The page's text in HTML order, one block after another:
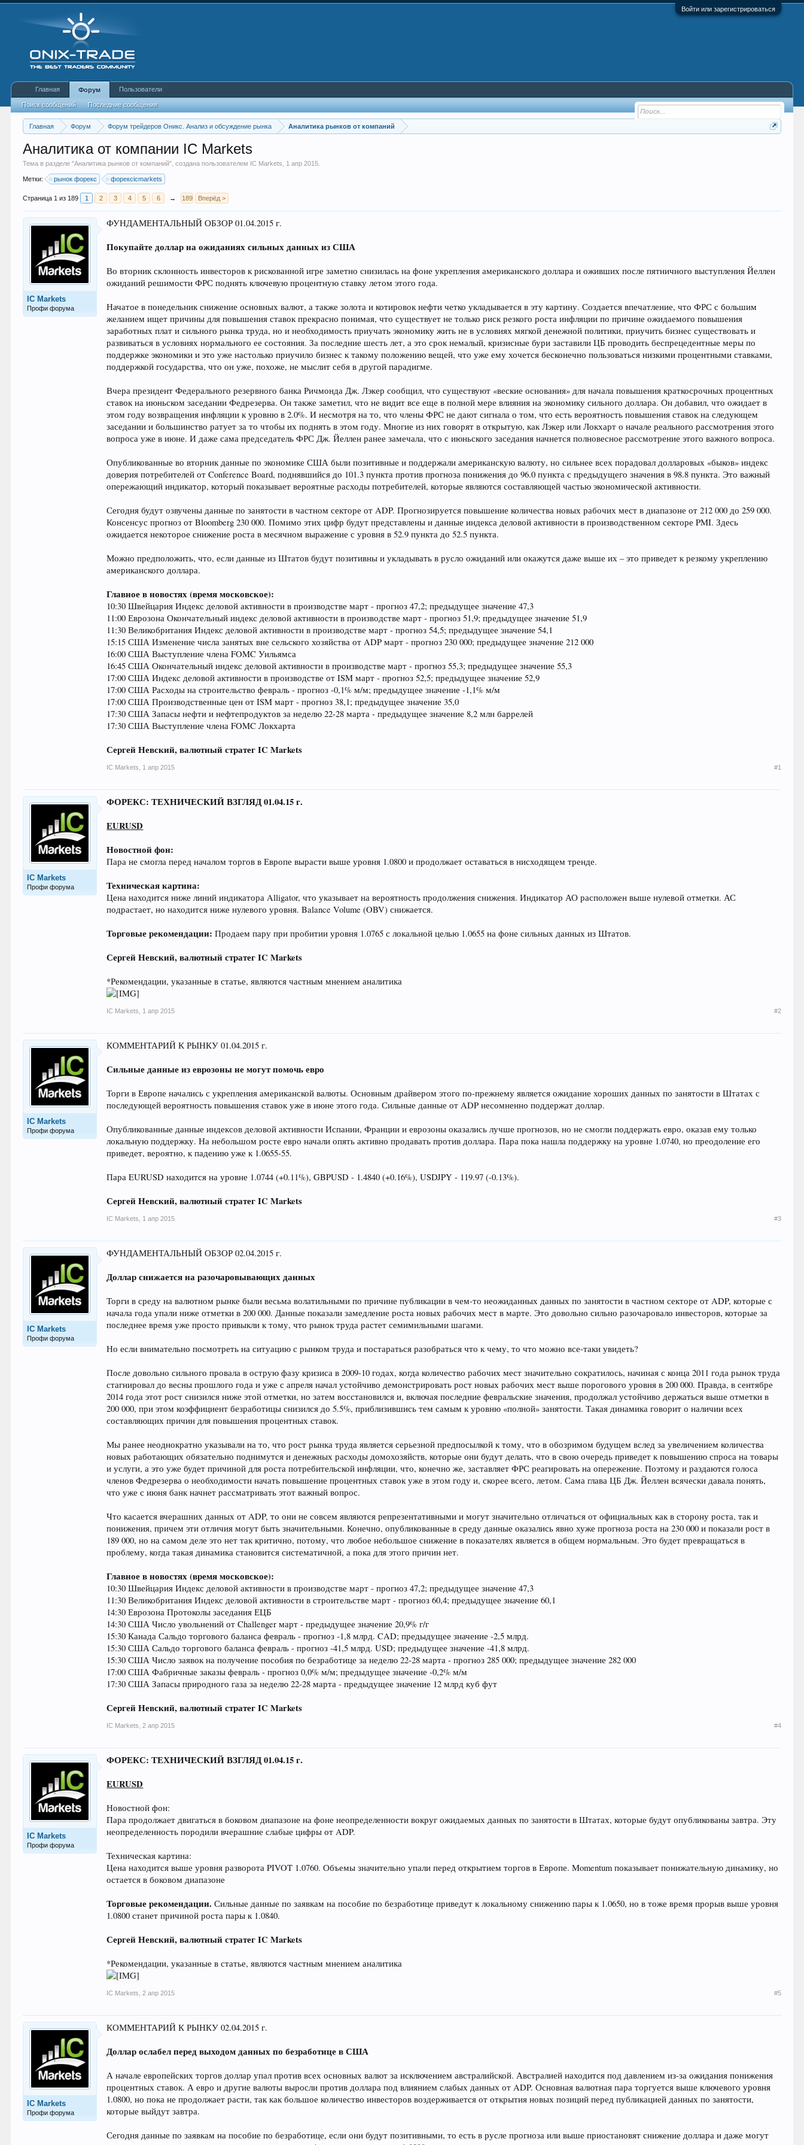
Войти или зарегистрироваться
Главная Форум Форум трейдеров Оникс. Анализ и обсуждение рынка Аналитика рынков от компаний
Аналитика от компании IC Markets
Тема в разделе "Аналитика рынков от компаний", создана пользователем IC Markets 1 апр 2015
Метки: рынок форекс форексicmarkets
Страница 1 из 189 1 2 3 4 5 6 → 189 Вперёд >
IC Markets
Профи форума
ФУНДАМЕНТАЛЬНЫЙ ОБЗОР 01.04.2015 г.
Покупайте доллар на ожиданиях сильных данных из США
Во вторник склонность инвесторов к рискованной игре заметно снизилась на фоне укрепления американского доллара и оживших после пятничного выступления Йеллен
ожиданий решимости ФРС поднять ключевую процентную ставку летом этого года.
Начатое в понедельник снижение основных валют, а также золота и котировок нефти четко укладывается в эту картину. Создается впечатление, что ФРС с большим
желанием ищет причины для повышения ставок прекрасно понимая, что существует не только риск резкого роста инфляции по причине ожидаемого повышения
заработных плат и сильного рынка труда, но и необходимость приучать экономику жить не в условиях мягкой денежной политики, приучить бизнес существовать и
развиваться в условиях нормального ее состояния. За последние шесть лет, а это срок немалый, кризисные бури заставили ЦБ проводить беспрецедентные меры по
поддержке экономики и это уже настолько приучило бизнес к такому положению вещей, что уже ему хочется бесконечно пользоваться низкими процентными ставками,
поддержкой государства, что он уже, похоже, не мыслит себя в другой парадигме.
Вчера президент Федерального резервного банка Ричмонда Дж. Лэкер сообщил, что существуют «веские основания» для начала повышения краткосрочных процентных
ставок на июньском заседании Федрезерва. Он также заметил, что не видит все еще в полной мере влияния на экономику сильного доллара. Он добавил, что ожидает в
этом году возвращения инфляции к уровню в 2.0%. И несмотря на то, что члены ФРС не дают сигнала о том, что есть вероятность повышения ставок на следующем
заседании и большинство ратует за то чтобы их поднять в этом году. Многие из них говорят в открытую, как Лэкер или Локхарт о начале реального рассмотрения этого
вопроса уже в июне. И даже сама председатель ФРС Дж. Йеллен ранее замечала, что с июньского заседания начнется полновесное рассмотрение этого важного вопроса.
Опубликованные во вторник данные по экономике США были позитивные и поддержали американскую валюту, но сильнее всех порадовал долларовых «быков» индекс
доверия потребителей от Conference Board, поднявшийся до 101.3 пункта против прогноза понижения до 96.0 пункта с предыдущего значения в 98.8 пункта. Это важный
опережающий индикатор, который показывает вероятные расходы потребителей, которые являются составляющей частью экономической активности.
Сегодня будут озвучены данные по занятости в частном секторе от ADP. Прогнозируется повышение количества новых рабочих мест в диапазоне от 212 000 до 259 000.
Консенсус прогноз от Bloomberg 230 000. Помимо этих цифр будут представлены и данные индекса деловой активности в производственном секторе PMI. Здесь
ожидается некоторое снижение роста в месячном выражение с уровня в 52.9 пункта до 52.5 пункта.
Можно предположить, что, если данные из Штатов будут позитивны и укладывать в русло ожиданий или окажутся даже выше их – это приведет к резкому укреплению
американского доллара.
Главное в новостях (время московское):
10:30 Швейцария Индекс деловой активности в производстве март - прогноз 47,2; предыдущее значение 47,3
11:00 Еврозона Окончательный индекс деловой активности в производстве март - прогноз 51,9; предыдущее значение 51,9
11:30 Великобритания Индекс деловой активности в производстве март - прогноз 54,5; предыдущее значение 54,1
15:15 США Изменение числа занятых вне сельского хозяйства от ADP март - прогноз 230 000; предыдущее значение 212 000
16:00 США Выступление члена FOMC Уильямса
16:45 США Окончательный индекс деловой активности в производстве март - прогноз 55,3; предыдущее значение 55,3
17:00 США Индекс деловой активности в производстве от ISM март - прогноз 52,5; предыдущее значение 52,9
17:00 США Расходы на строительство февраль - прогноз -0,1% м/м; предыдущее значение -1,1% м/м
17:00 США Производственные цен от ISM март - прогноз 38,1; предыдущее значение 35,0
17:30 США Запасы нефти и нефтепродуктов за неделю 22-28 марта - предыдущее значение 8,2 млн баррелей
17:30 США Выступление члена FOMC Локхарта
Сергей Невский, валютный стратег IC Markets
IC Markets 1 апр 2015 #1
IC Markets
Профи форума
ФОРЕКС: ТЕХНИЧЕСКИЙ ВЗГЛЯД 01.04.15 г.
EURUSD
Новостной фон:
Пара не смогла перед началом торгов в Европе вырасти выше уровня 1.0800 и продолжает оставаться в нисходящем тренде.
Техническая картина:
Цена находится ниже линий индикатора Alligator, что указывает на вероятность продолжения снижения. Индикатор АО расположен выше нулевой отметки. АС
подрастает, но находится ниже нулевого уровня. Balance Volume (OBV) снижается.
Торговые рекомендации: Продаем пару при пробитии уровня 1.0765 с локальной целью 1.0655 на фоне сильных данных из Штатов.
Сергей Невский, валютный стратегICMarkets
*Рекомендации, указанные в статье, являются частным мнением аналитика
IC Markets 1 апр 2015 #2
IC Markets
Профи форума
КОММЕНТАРИЙ К РЫНКУ 01.04.2015 г.
Сильные данные из еврозоны не могут помочь евро
Торги в Европе начались с укрепления американской валюты. Основным драйвером этого по-прежнему является ожидание хороших данных по занятости в Штатах с
последующей вероятность повышения ставок уже в июне этого года. Сильные данные от ADP несомненно поддержат доллар.
Опубликованные данные индексов деловой активности Испании, Франции и еврозоны оказались лучше прогнозов, но не смогли поддержать евро, оказав ему только
локальную поддержку. На небольшом росте евро начали опять активно продавать против доллара. Пара пока нашла поддержку на уровне 1.0740, но преодоление его
приведет, вероятно, к падению уже к 1.0655-55.
Пара EURUSD находится на уровне 1.0744 (+0.11%), GBPUSD - 1.4840 (+0.16%), USDJPY - 119.97 (-0.13%).
Сергей Невский, валютный стратегICMarkets
IC Markets 1 апр 2015 #3
IC Markets
Профи форума
ФУНДАМЕНТАЛЬНЫЙ ОБЗОР 02.04.2015 г.
Доллар снижается на разочаровывающих данных
Торги в среду на валютном рынке были весьма волатильными по причине публикации в чем-то неожиданных данных по занятости в частном секторе от ADP, которые с
начала года упали ниже отметки в 200 000. Данные показали замедление роста новых рабочих мест в марте. Это довольно сильно разочаровало инвесторов, которые за
последнее время уже просто привыкли к тому, что рынок труда растет семимильными шагами.
Но если внимательно посмотреть на ситуацию с рынком труда и постараться разобраться что к чему, то что можно все-таки увидеть?
После довольно сильного провала в острую фазу кризиса в 2009-10 годах, когда количество рабочих мест значительно сократилось, начиная с конца 2011 года рынок труда
стагнировал до весны прошлого года и уже с апреля начал устойчиво демонстрировать рост новых рабочих мест выше порогового уровня в 200 000. Правда, в сентябре
2014 года этот рост снизился ниже этой отметки, но затем восстановился и, включая последние февральские значения, продолжал устойчиво держаться выше отметки в
200 000, при этом коэффициент безработицы снизился до 5.5%, приблизившись тем самым к уровню «полной» занятости. Такая динамика говорит о наличии всех
составляющих причин для повышения процентных ставок.
Мы ранее неоднократно указывали на то, что рост рынка труда является серьезной предпосылкой к тому, что в обозримом будущем вслед за увеличением количества
новых работающих обязательно поднимутся и денежных расходы домохозяйств, которые они будут делать, что в свою очередь приведет к повышению спроса на товары
и услуги, а это уже будет причиной для роста потребительской инфляции, что, конечно же, заставляет ФРС реагировать на опережение. Поэтому и раздаются голоса
членов Федрезерва о необходимости начать повышение процентных ставок уже в этом году и, скорее всего, летом. Сама глава ЦБ Дж. Йеллен всячески давала понять,
что уже с июня банк начнет рассматривать этот важный вопрос.
Что касается вчерашних данных от ADP, то они не совсем являются репрезентативными и могут значительно отличаться от официальных как в сторону роста, так и
понижения, причем эти отличия могут быть значительными. Конечно, опубликованные в среду данные оказались явно хуже прогноза роста на 230 000 и показали рост в
189 000, но на самом деле это нет так критично, потому, что любое небольшое снижение в показателях является в общем нормальным. Это будет превращаться в
проблему, когда такая динамика становится систематичной, а пока для этого причин нет.
Главное в новостях (время московское):
10:30 Швейцария Индекс деловой активности в производстве март - прогноз 47,2; предыдущее значение 47,3
11:30 Великобритания Индекс деловой активности в строительстве март - прогноз 60,4; предыдущее значение 60,1
14:30 Еврозона Протоколы заседания ЕЦБ
14:30 США Число увольнений от Challenger март - предыдущее значение 20,9% г/г
15:30 Канада Сальдо торгового баланса февраль - прогноз -1,8 млрд. CAD; предыдущее значение -2,5 млрд.
15:30 США Сальдо торгового баланса февраль - прогноз -41,5 млрд. USD; предыдущее значение -41,8 млрд.
15:30 США Число заявок на получение пособия по безработице за неделю 22-28 марта - прогноз 285 000; предыдущее значение 282 000
17:00 США Фабричные заказы февраль - прогноз 0,0% м/м; предыдущее значение -0,2% м/м
17:30 США Запасы природного газа за неделю 22-28 марта - предыдущее значение 12 млрд куб фут
Сергей Невский, валютный стратег IC Markets
IC Markets 2 апр 2015 #4
IC Markets
Профи форума
ФОРЕКС: ТЕХНИЧЕСКИЙ ВЗГЛЯД 01.04.15 г.
EURUSD
Новостной фон:
Пара продолжает двигаться в боковом диапазоне на фоне неопределенности вокруг ожидаемых данных по занятости в Штатах, которые будут опубликованы завтра. Эту
неопределенность породили вчерашние слабые цифры от ADP.
Техническая картина:
Цена находится выше уровня разворота PIVOT 1.0760. Объемы значительно упали перед открытием торгов в Европе. Momentum показывает понижательную динамику, но
остается в боковом диапазоне
Торговые рекомендации. Сильные данные по заявкам на пособие по безработице приведут к локальному снижению пары к 1.0650, но в тоже время прорыв выше уровня
1.0800 станет причиной роста пары к 1.0840.
Сергей Невский, валютный стратегICMarkets
*Рекомендации, указанные в статье, являются частным мнением аналитика
IC Markets 2 апр 2015 #5
IC Markets
Профи форума
КОММЕНТАРИЙ К РЫНКУ 02.04.2015 г.
Доллар ослабел перед выходом данных по безработице в США
А начале европейских торгов доллар упал против всех основных валют за исключением австралийской. Австралией находится под давлением из-за ожидания понижения
процентных ставок. А евро и другие валюты выросли против доллара под влиянием слабых данных от ADP. Основная валютная пара торгуется выше ключевого уровня
1.0800, но пока не продолжает расти, так как большое количество инвесторов воздерживается от открытия новых позиций перед публикацией данных по занятости,
которые выйдут завтра.
Сегодня данные по заявкам на пособие по безработице, если они будут позитивными, то есть в русле прогноза или выше приостановят снижение доллара и даже могут
Главная Форум
Поиск сообщений Последние сообщения
Пользователи